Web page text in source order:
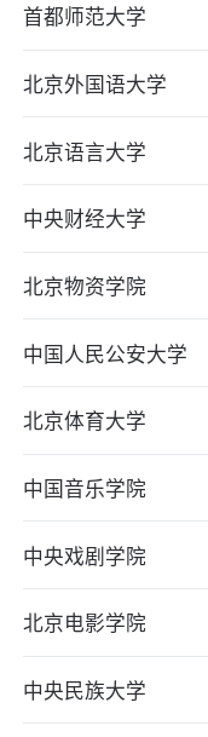
首都师范大学
北京外国语大学
北京语言大学
中央财经大学
北京物资学院
中国人民公安大学
北京体育大学
中国音乐学院
中央戏剧学院
北京电影学院
中央民族大学